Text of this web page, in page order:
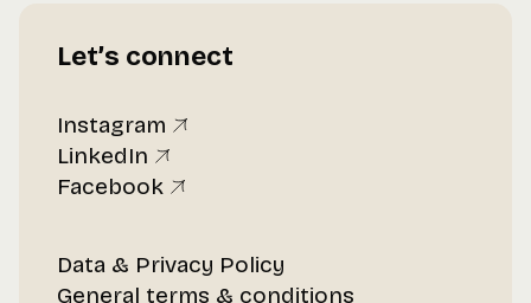
Let’s connect
Instagram
LinkedIn
Facebook
Data & Privacy Policy
General terms & conditions